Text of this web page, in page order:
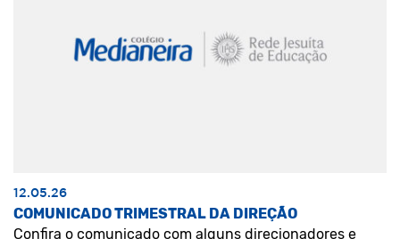
12.05.26
COMUNICADO TRIMESTRAL DA DIREÇÃO
Confira o comunicado com alguns direcionadores e